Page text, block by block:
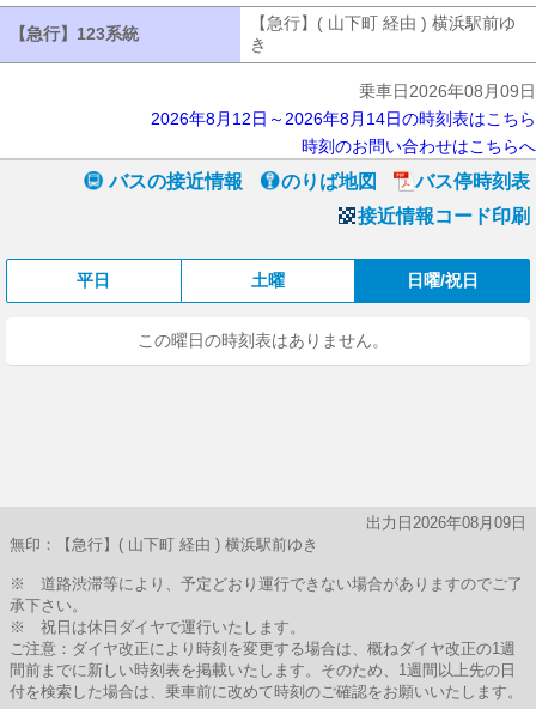
【急行】123系統 【急行】123系統
【急行】( 山下町 経由 ) 横浜駅前ゆ
き
乗車日2026年08月09日
2026年8月12日～2026年8月14日の時刻表はこちら
時刻のお問い合わせはこちらへ
バスの接近情報 のりば地図
バス停時刻表
接近情報コード印刷
平日 土曜 日曜/祝日
この曜日の時刻表はありません。
出力日2026年08月09日
無印：【急行】( 山下町 経由 ) 横浜駅前ゆき
※ 道路渋滞等により、予定どおり運行できない場合がありますのでご了
承下さい。
※ 祝日は休日ダイヤで運行いたします。
ご注意：ダイヤ改正により時刻を変更する場合は、概ねダイヤ改正の1週
間前までに新しい時刻表を掲載いたします。そのため、1週間以上先の日
付を検索した場合は、乗車前に改めて時刻のご確認をお願いいたします。